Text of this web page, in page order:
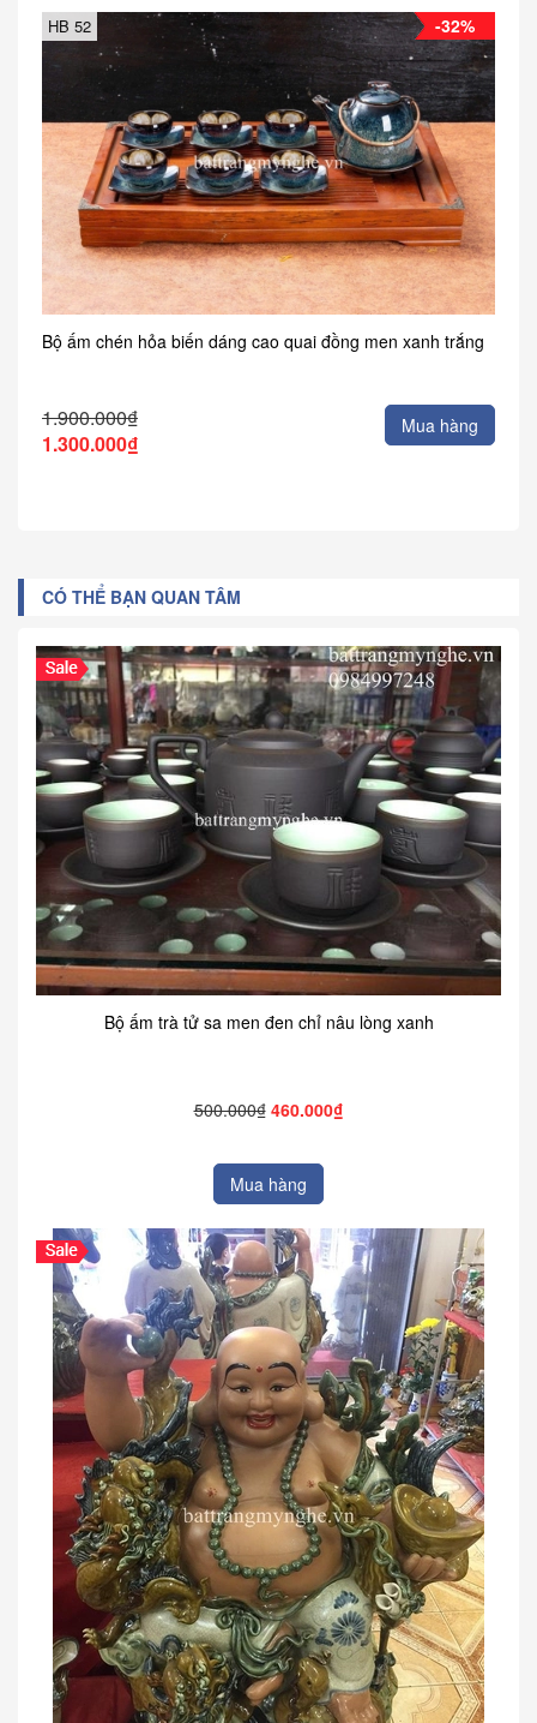
-32%
HB 52
Bộ ấm chén hỏa biến dáng cao quai đồng men xanh trắng
1.900.000₫
1.300.000₫
Mua hàng
CÓ THỂ BẠN QUAN TÂM
Bộ ấm trà tử sa men đen chỉ nâu lòng xanh
500.000₫ 460.000₫
Mua hàng